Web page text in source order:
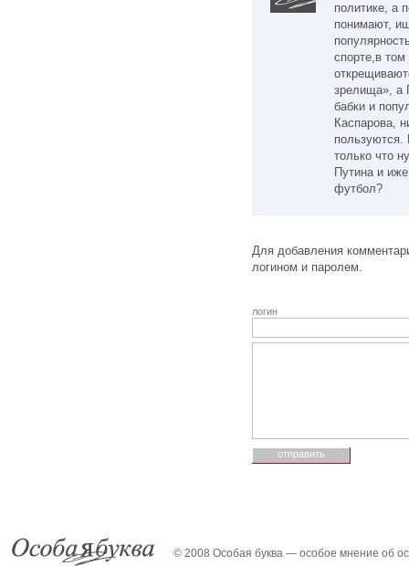
политике, а
понимают,
спорте,в
зрелища», а
бабки и
Каспарова,
пользуются.
только что
Путина и
футбол?
Для добавления
логином и паролем.
логин
© 2008 Особая буква — особое мнение об